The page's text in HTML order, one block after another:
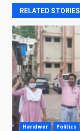
RELATED STORIES
Haridwar Politics